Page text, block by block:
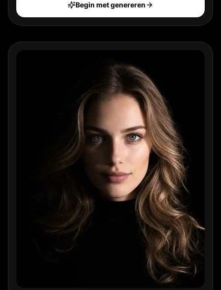
Begin met genereren